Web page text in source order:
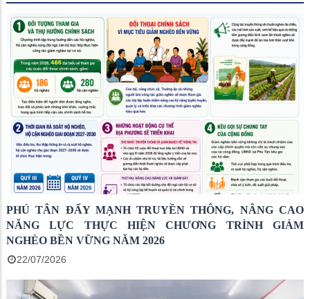
PHÚ TÂN ĐẨY MẠNH TRUYỀN THÔNG, NÂNG CAO
NĂNG LỰC THỰC HIỆN CHƯƠNG TRÌNH GIẢM
NGHÈO BỀN VỮNG NĂM 2026
22/07/2026